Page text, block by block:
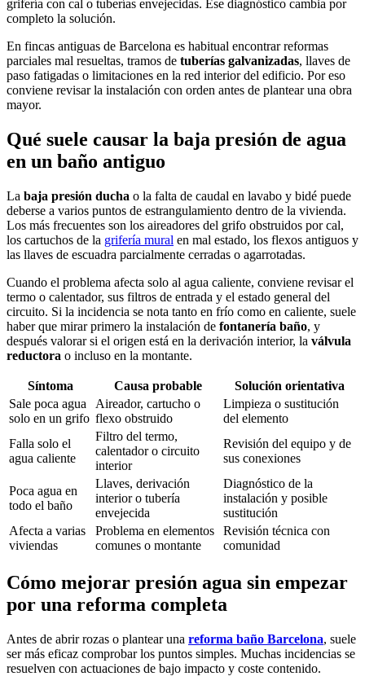
grifería con cal o tuberías envejecidas. Ese diagnóstico cambia por
completo la solución.
En fincas antiguas de Barcelona es habitual encontrar reformas
parciales mal resueltas, tramos de tuberías galvanizadas, llaves de
paso fatigadas o limitaciones en la red interior del edificio. Por eso
conviene revisar la instalación con orden antes de plantear una obra
mayor.
Qué suele causar la baja presión de agua
en un baño antiguo
La baja presión ducha o la falta de caudal en lavabo y bidé puede
deberse a varios puntos de estrangulamiento dentro de la vivienda.
Los más frecuentes son los aireadores del grifo obstruidos por cal,
los cartuchos de la grifería mural en mal estado, los flexos antiguos y
las llaves de escuadra parcialmente cerradas o agarrotadas.
Cuando el problema afecta solo al agua caliente, conviene revisar el
termo o calentador, sus filtros de entrada y el estado general del
circuito. Si la incidencia se nota tanto en frío como en caliente, suele
haber que mirar primero la instalación de fontanería baño, y
después valorar si el origen está en la derivación interior, la válvula
reductora o incluso en la montante.
Síntoma Causa probable
Solución orientativa
Sale poca agua
solo en un grifo
Aireador, cartucho o
flexo obstruido
Limpieza o sustitución
del elemento
Falla solo el
agua caliente
Filtro del termo,
calentador o circuito
interior
Revisión del equipo y de
sus conexiones
Poca agua en
todo el baño
Llaves, derivación
interior o tubería
envejecida
Diagnóstico de la
instalación y posible
sustitución
Afecta a varias
viviendas
Problema en elementos
comunes o montante
Revisión técnica con
comunidad
Cómo mejorar presión agua sin empezar
por una reforma completa
Antes de abrir rozas o plantear una reforma baño Barcelona, suele
ser más eficaz comprobar los puntos simples. Muchas incidencias se
resuelven con actuaciones de bajo impacto y coste contenido.